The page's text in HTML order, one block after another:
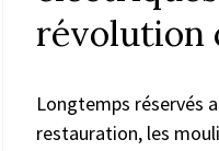
révolution
Longtemps réservés
restauration, les